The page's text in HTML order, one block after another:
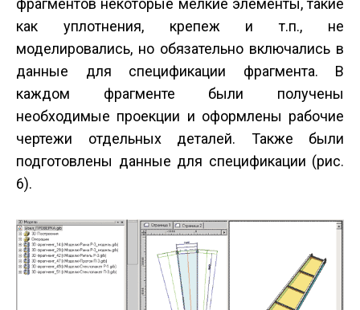
фрагментов некоторые мелкие элементы, такие
как уплотнения, крепеж и т.п., не
моделировались, но обязательно включались в
данные для спецификации фрагмента. В
каждом фрагменте были получены
необходимые проекции и оформлены рабочие
чертежи отдельных деталей. Также были
подготовлены данные для спецификации (рис.
6).